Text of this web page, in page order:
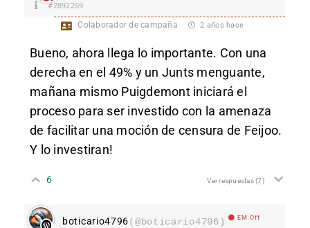
#2892259
Colaborador de campaña 2 años hace
Bueno, ahora llega lo importante. Con una
derecha en el 49% y un Junts menguante,
mañana mismo Puigdemont iniciará el
proceso para ser investido con la amenaza
de facilitar una moción de censura de Feijoo.
Y lo investiran!
6 Ver respuestas(7)
boticario4796(@boticario4796) EM Off